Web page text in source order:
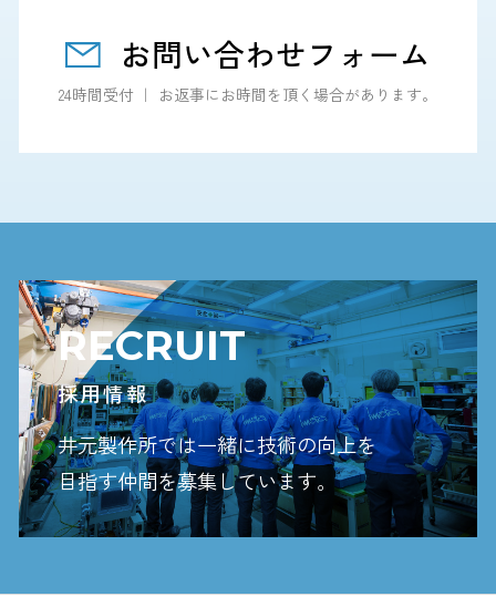
お問い合わせフォーム
24時間受付 ｜ お返事にお時間を頂く場合があります。
RECRUIT
採用情報
井元製作所では一緒に技術の向上を
目指す仲間を募集しています。